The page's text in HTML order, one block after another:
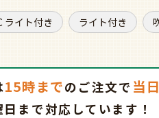
ライト付き ライト付き
15時までの ご注文で 当
まで対応しています！